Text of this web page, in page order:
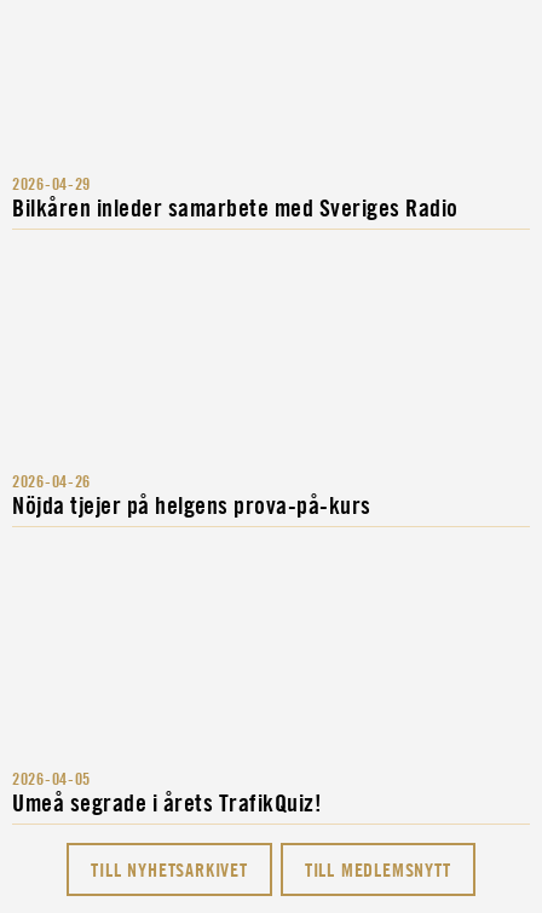
2026-04-29
Bilkåren inleder samarbete med Sveriges Radio
2026-04-26
Nöjda tjejer på helgens prova-på-kurs
2026-04-05
Umeå segrade i årets TrafikQuiz!
TILL NYHETSARKIVET TILL MEDLEMSNYTT